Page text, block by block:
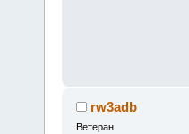
rw3adb
Ветеран